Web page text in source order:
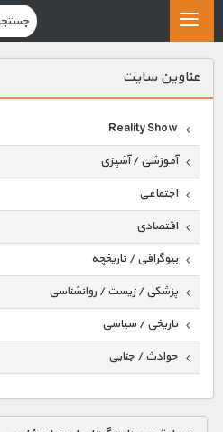
عناوين سايت
Reality Show
آموزشی / آشپزی
اجتماعی
اقتصادی
بیوگرافی / تاریخچه
پزشکی / زیست / روانشناسی
تاریخی / سیاسی
حوادث / جنایی
دنیای خوراکی ها